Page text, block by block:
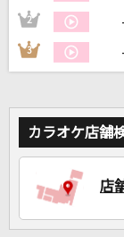
2
3
カラオケ店舗
店